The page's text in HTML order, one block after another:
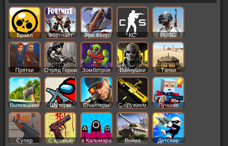
Бравл
Старс
Фортнайт Фри Фаер КС PUBG
Прятки Отряд Герои Зомботрон Войнушки Танки
Выживание Шутеры Снайперы С оружием Лучшие
Супер С кровью в Кальмара Война Детские